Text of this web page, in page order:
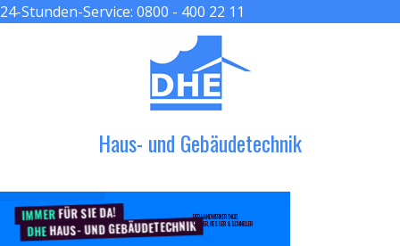
24-Stunden-Service: 0800 - 400 22 11
Haus- und Gebäudetechnik
IMMERFÜR SIE DA!
DHEHAUS- UND GEBÄUDETECHNIK
DER HANDWERKER ENGEL
GRÖßER, BESSER & SCHNELLER